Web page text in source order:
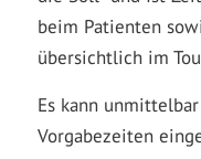
beim Patienten
übersichtlich im
Es kann
Vorgabezeiten